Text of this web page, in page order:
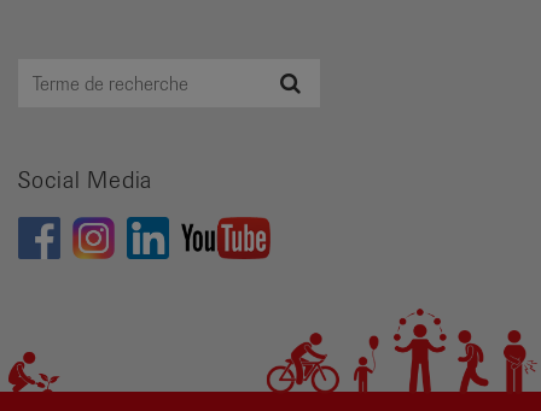
Terme
Social Media